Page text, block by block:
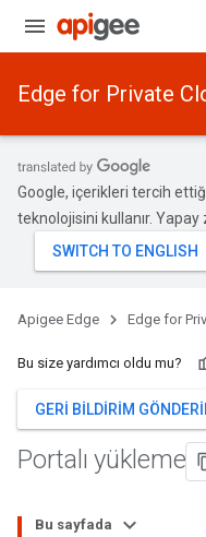
Edge for Private
Google, içerikleri tercih
teknolojisini kullanır.
Apigee Edge Edge for
Bu size yardımcı oldu mu?
GERI BILDIRIM
Portalı yükleme
Bu sayfada